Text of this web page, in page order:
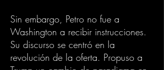
Sin embargo, Petro no fue a
Washington a recibir instrucciones.
Su discurso se centró en la
revolución de la oferta. Propuso a